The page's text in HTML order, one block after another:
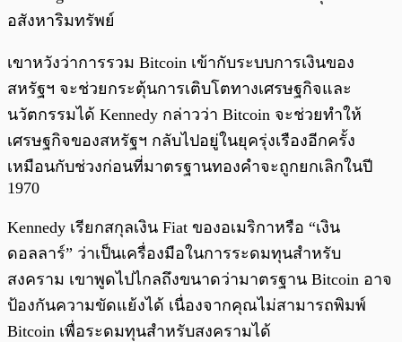
อสังหาริมทรัพย์
เขาหวังว่าการรวม Bitcoin เข้ากับระบบการเงินของ
สหรัฐฯ จะช่วยกระตุ้นการเติบโตทางเศรษฐกิจและ
นวัตกรรมได้ Kennedy กล่าวว่า Bitcoin จะช่วยทำให้
เศรษฐกิจของสหรัฐฯ กลับไปอยู่ในยุครุ่งเรืองอีกครั้ง
เหมือนกับช่วงก่อนที่มาตรฐานทองคำจะถูกยกเลิกในปี
1970
Kennedy เรียกสกุลเงิน Fiat ของอเมริกาหรือ “เงิน
ดอลลาร์” ว่าเป็นเครื่องมือในการระดมทุนสำหรับ
สงคราม เขาพูดไปไกลถึงขนาดว่ามาตรฐาน Bitcoin อาจ
ป้องกันความขัดแย้งได้ เนื่องจากคุณไม่สามารถพิมพ์
Bitcoin เพื่อระดมทุนสำหรับสงครามได้